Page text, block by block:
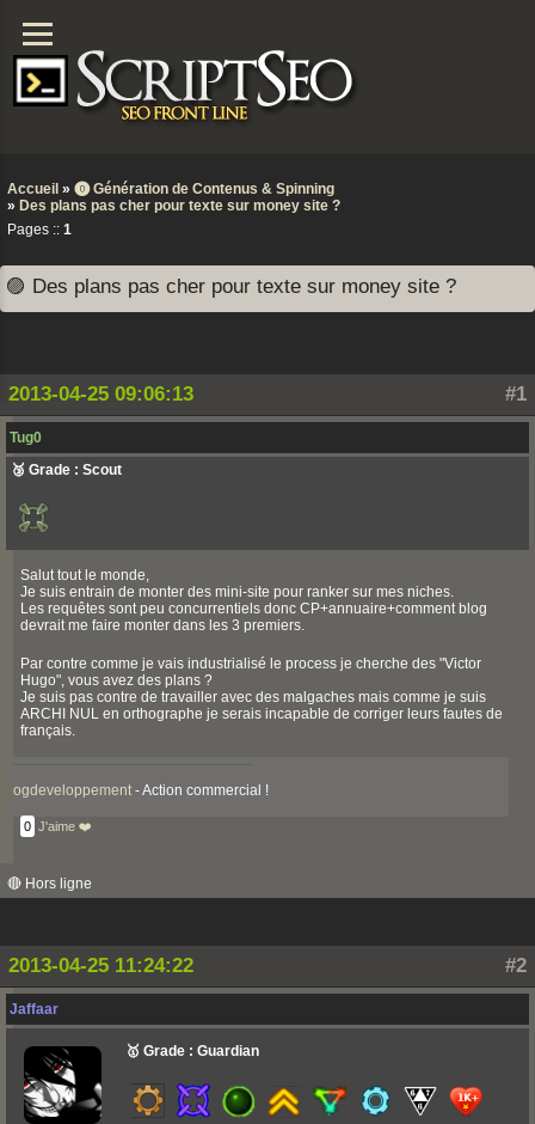
Accueil » ⓿ Génération de Contenus & Spinning
» Des plans pas cher pour texte sur money site ?
Pages :: 1
🟣 Des plans pas cher pour texte sur money site ?
#1
2013-04-25 09:06:13
Tug0
🥉 Grade : Scout
Salut tout le monde,
Je suis entrain de monter des mini-site pour ranker sur mes niches.
Les requêtes sont peu concurrentiels donc CP+annuaire+comment blog
devrait me faire monter dans les 3 premiers.
Par contre comme je vais industrialisé le process je cherche des "Victor
Hugo", vous avez des plans ?
Je suis pas contre de travailler avec des malgaches mais comme je suis
ARCHI NUL en orthographe je serais incapable de corriger leurs fautes de
français.
ogdeveloppement - Action commercial !
0 J'aime ❤️
🔴 Hors ligne
#2
2013-04-25 11:24:22
Jaffaar
🥇 Grade : Guardian